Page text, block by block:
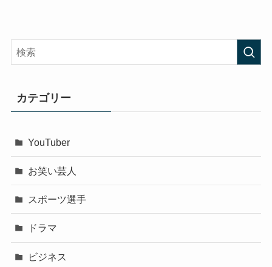
カテゴリー
YouTuber
お笑い芸人
スポーツ選手
ドラマ
ビジネス